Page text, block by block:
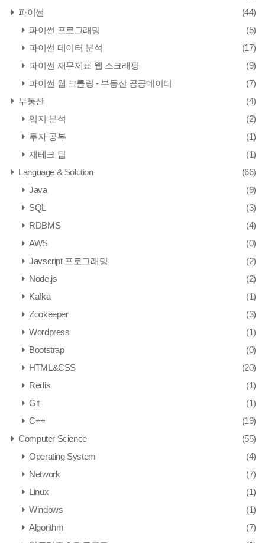
파이썬
(44)
파이썬 프로그래밍
(5)
파이썬 데이터 분석
(17)
파이썬 재무제표 웹 스크래핑
(9)
파이썬 웹 크롤링 - 부동산 공공데이터
(7)
부동산
(4)
입지 분석
(2)
투자 공부
(1)
재테크 팁
(1)
Language & Solution
(66)
Java
(9)
SQL
(3)
RDBMS
(4)
AWS
(0)
Javscript 프로그래밍
(2)
Node.js
(2)
Kafka
(1)
Zookeeper
(3)
Wordpress
(1)
Bootstrap
(0)
HTML&CSS
(20)
Redis
(1)
Git
(1)
C++
(19)
Computer Science
(55)
Operating System
(4)
Network
(7)
Linux
(1)
Windows
(1)
Algorithm
(7)